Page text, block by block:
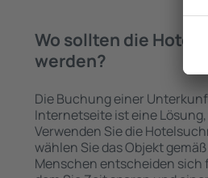
Wo sollten die Hotels
werden?
Die Buchung einer
Internetseite ist eine
Verwenden Sie die
wählen Sie das Objekt
Menschen entscheiden sich